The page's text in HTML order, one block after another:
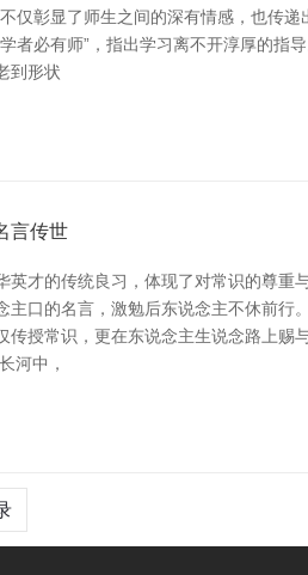
仅彰显了师生之间的深有情感，也传
者必有师”，指出学习离不开淳厚的指
到形状
言传世
英才的传统良习，体现了对常识的尊重
主口的名言，激勉后东说念主不休前行
传授常识，更在东说念主生说念路上赐
河中，